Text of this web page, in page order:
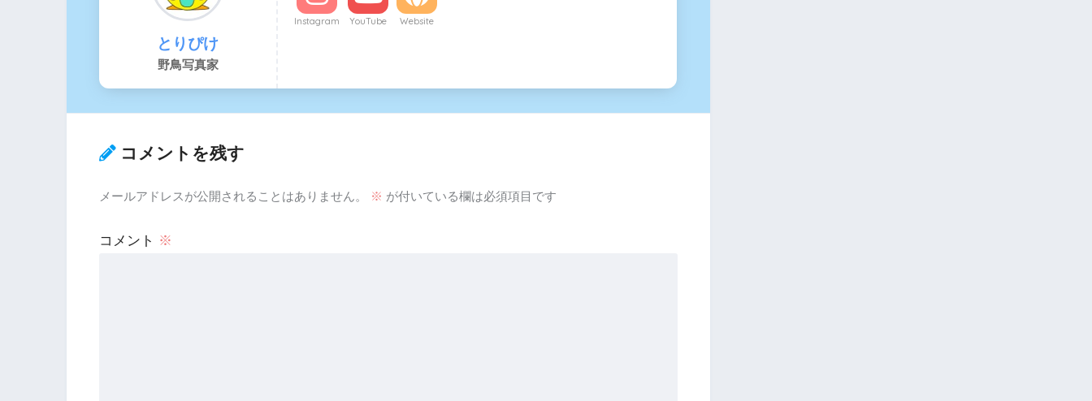
とりぴけ
野鳥写真家
Instagram YouTube Website
コメントを残す
メールアドレスが公開されることはありません。 ※ が付いている欄は必須項目です
コメント ※